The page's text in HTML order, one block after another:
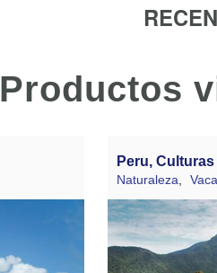
Productos
Peru,
Naturaleza